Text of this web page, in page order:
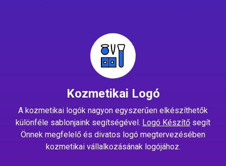
Kozmetikai Logó
A kozmetikai logók nagyon egyszerűen elkészíthetők
különféle sablonjaink segítségével. Logó Készítő segít
Önnek megfelelő és divatos logó megtervezésében
kozmetikai vállalkozásának logójához.